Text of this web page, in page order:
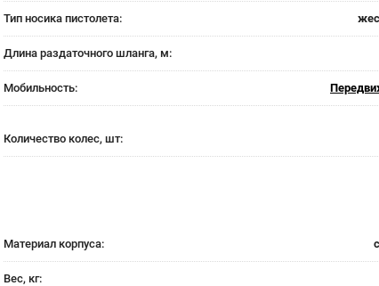
Тип носика пистолета:
Длина раздаточного шланга, м:
Мобильность:
Количество колес, шт:
Материал корпуса:
Вес, кг: